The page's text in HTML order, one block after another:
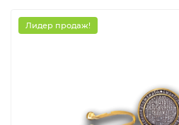
Лидер продаж!